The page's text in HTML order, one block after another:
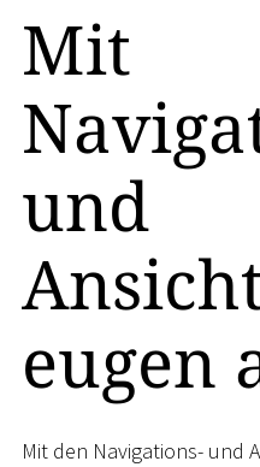
Mit
und
eugen
Mit den Navigations- und